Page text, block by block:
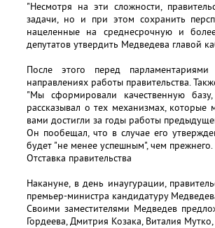
"Несмотря на эти сложности,
задачи, но и при этом сохранить
нацеленные на среднесрочную и
депутатов утвердить Медведева главой
После этого перед
направлениях работы правительства.
"Мы сформировали качественную
рассказывал о тех механизмах, которые
вами достигли за годы работы
Он пообещал, что в случае его
будет "не менее успешным", чем прежнего.
Отставка правительства
Накануне, в день инаугурации,
премьер-министра кандидатуру
Своими заместителями Медведев
Гордеева, Дмитрия Козака, Виталия